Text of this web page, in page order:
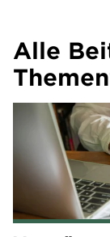
Alle